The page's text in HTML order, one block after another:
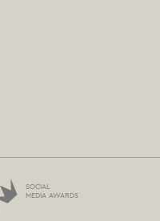
SOCIAL
MEDIA AWARDS